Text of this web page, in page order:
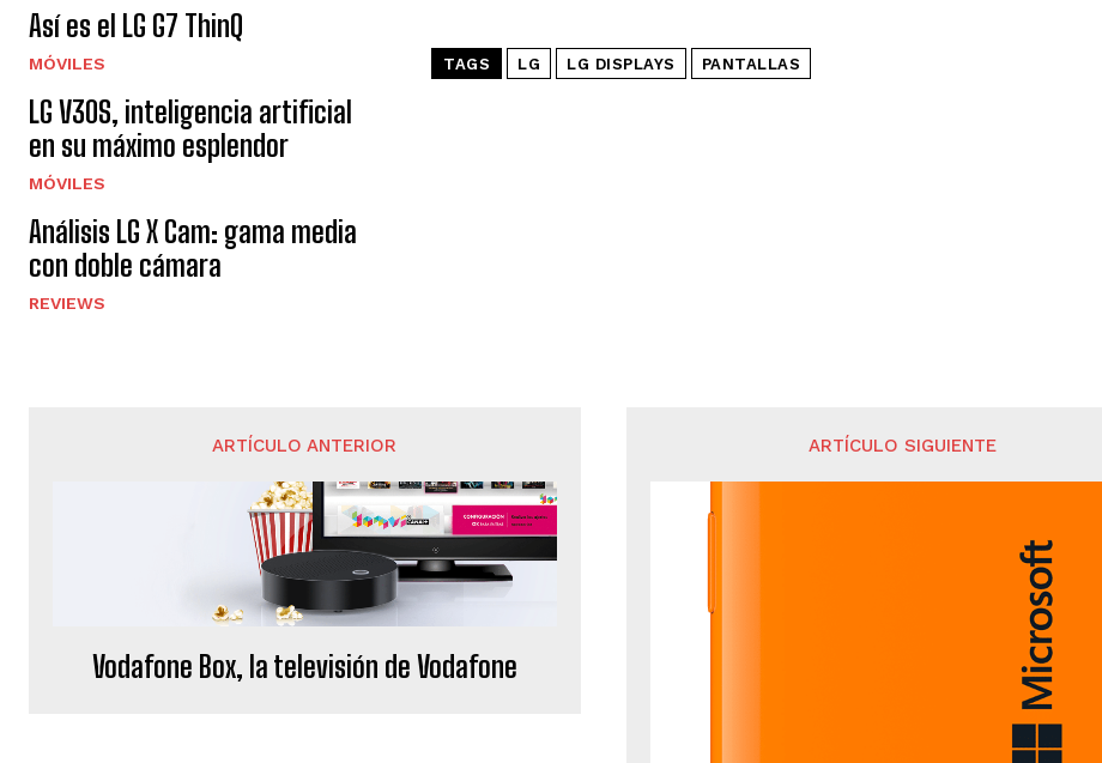
Así es el LG G7 ThinQ
MÓVILES
LG V30S, inteligencia artificial
en su máximo esplendor
MÓVILES
Análisis LG X Cam: gama media
con doble cámara
REVIEWS
TAGS LG LG DISPLAYS PANTALLAS
ARTÍCULO ANTERIOR
Vodafone Box, la televisión de Vodafone
ARTÍCULO SIGUIENTE